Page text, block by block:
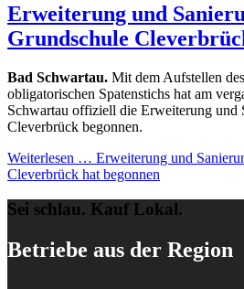
Erweiterung und
Grundschule
Bad Schwartau. Mit dem Aufstellen
obligatorischen Spatenstichs hat am
Schwartau offiziell die Erweiterung und
Cleverbrück begonnen.
Weiterlesen … Erweiterung und
Cleverbrück hat begonnen
Sei schlau. Kauf Lokal.
Betriebe aus der Region